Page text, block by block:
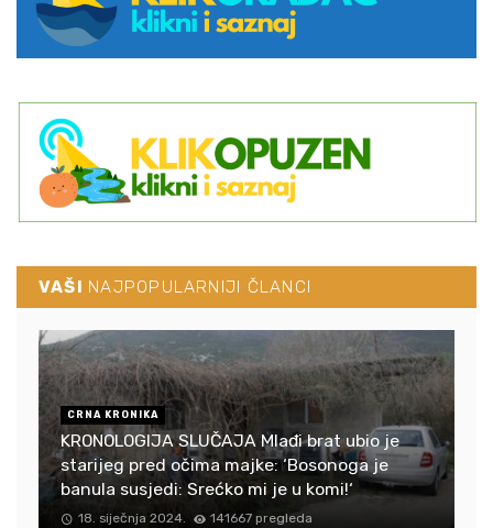
VAŠI NAJPOPULARNIJI ČLANCI
CRNA KRONIKA
KRONOLOGIJA SLUČAJA Mlađi brat ubio je
starijeg pred očima majke: ‘Bosonoga je
banula susjedi: Srećko mi je u komi!‘
18. siječnja 2024. 141667 pregleda